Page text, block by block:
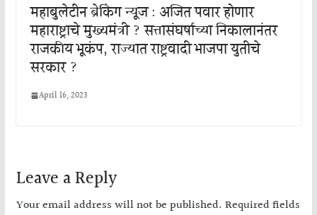
महाबुलेटीन ब्रेकिंग न्यूज : अजित पवार होणार
महाराष्ट्राचे मुख्यमंत्री ? सत्तासंघर्षाच्या निकालानंतर
राजकीय भूकंप, राज्यात राष्ट्रवादी भाजपा युतीचे
सरकार ?
April 16, 2023
Leave a Reply
Your email address will not be published. Required fields